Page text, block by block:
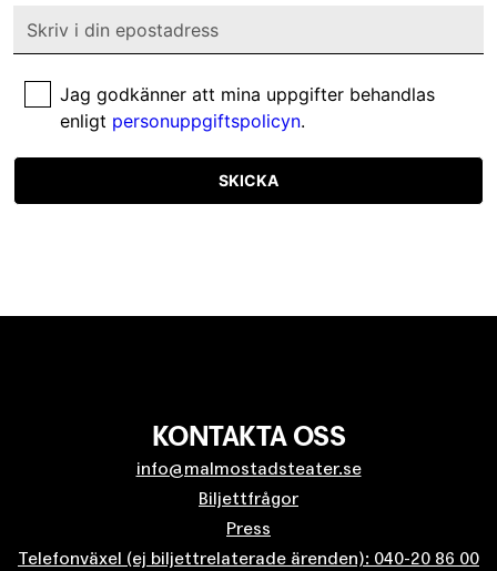
Jag godkänner att mina uppgifter behandlas
enligt personuppgiftspolicyn.
SKICKA
KONTAKTA OSS
info@malmostadsteater.se
Biljettfrågor
Press
Telefonväxel (ej biljettrelaterade ärenden): 040-20 86 00